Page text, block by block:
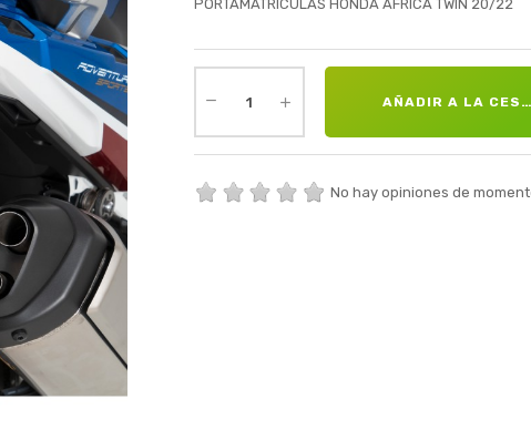
PORTAMATRICULAS HONDA AFRICA TWIN 20/22
AÑADIR A LA
No hay opiniones de